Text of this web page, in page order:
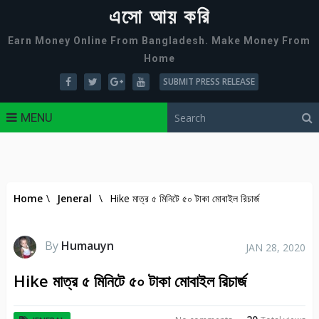
এসো আয় করি
Earn Money Online From Bangladesh. Make Money From
Home
SUBMIT PRESS RELEASE
MENU
Home \ Jeneral \ Hike মাত্র ৫ মিনিটে ৫০ টাকা মোবাইল রিচার্জ
By Humauyn JAN 28, 2020
Hike মাত্র ৫ মিনিটে ৫০ টাকা মোবাইল রিচার্জ